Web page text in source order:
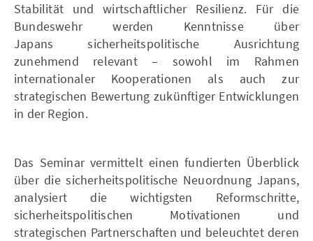
Stabilität und wirtschaftlicher Resilienz. Für die
Bundeswehr werden Kenntnisse über
Japans sicherheitspolitische Ausrichtung
zunehmend relevant – sowohl im Rahmen
internationaler Kooperationen als auch zur
strategischen Bewertung zukünftiger Entwicklungen
in der Region.
Das Seminar vermittelt einen fundierten Überblick
über die sicherheitspolitische Neuordnung Japans,
analysiert die wichtigsten Reformschritte,
sicherheitspolitischen Motivationen und
strategischen Partnerschaften und beleuchtet deren